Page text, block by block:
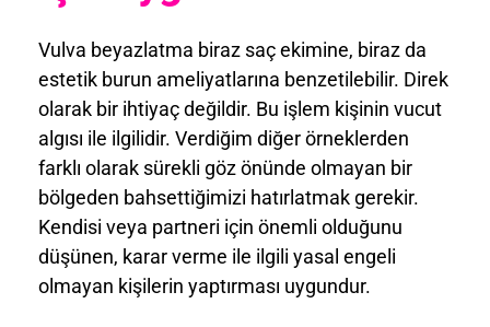
Vulva beyazlatma biraz saç ekimine, biraz da
estetik burun ameliyatlarına benzetilebilir. Direk
olarak bir ihtiyaç değildir. Bu işlem kişinin vucut
algısı ile ilgilidir. Verdiğim diğer örneklerden
farklı olarak sürekli göz önünde olmayan bir
bölgeden bahsettiğimizi hatırlatmak gerekir.
Kendisi veya partneri için önemli olduğunu
düşünen, karar verme ile ilgili yasal engeli
olmayan kişilerin yaptırması uygundur.